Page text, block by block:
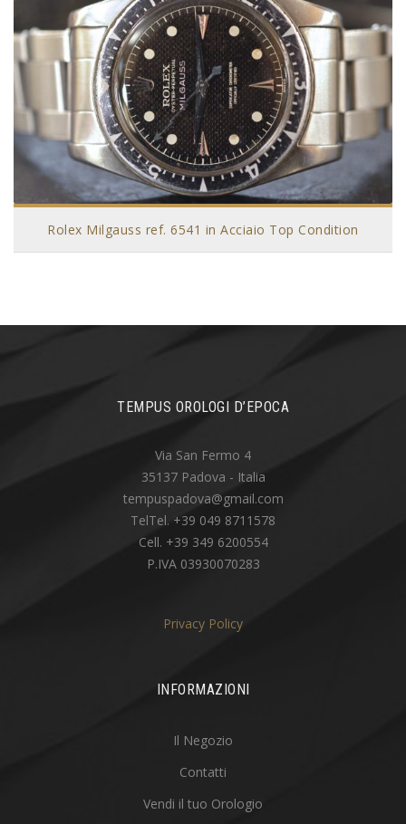
Rolex Milgauss ref. 6541 in Acciaio Top Condition
TEMPUS OROLOGI D’EPOCA
Via San Fermo 4
35137 Padova - Italia
tempuspadova@gmail.com
TelTel. +39 049 8711578
Cell. +39 349 6200554
P.IVA 03930070283
Privacy Policy
INFORMAZIONI
Il Negozio
Contatti
Vendi il tuo Orologio